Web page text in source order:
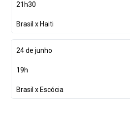
21h30
Brasil x Haiti
24 de junho
19h
Brasil x Escócia